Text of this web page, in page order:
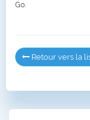
Go.
Retour vers la